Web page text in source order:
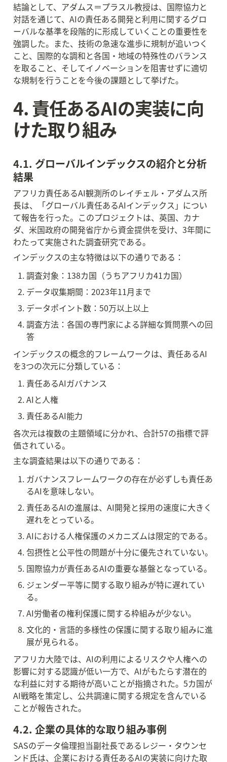
結論として、アダムス＝プラスル教授は、国際協力と
対話を通じて、AIの責任ある開発と利用に関するグロ
ーバルな基準を段階的に形成していくことの重要性を
強調した。また、技術の急速な進歩に規制が追いつく
こと、国際的な調和と各国・地域の特殊性のバランス
を取ること、そしてイノベーションを阻害せずに適切
な規制を行うことを今後の課題として挙げた。
4. 責任あるAIの実装に向
けた取り組み
4.1. グローバルインデックスの紹介と分析
結果
アフリカ責任あるAI観測所のレイチェル・アダムス所
長は、「グローバル責任あるAIインデックス」につい
て報告を行った。このプロジェクトは、英国、カナ
ダ、米国政府の開発省庁から資金提供を受け、3年間に
わたって実施された調査研究である。
インデックスの主な特徴は以下の通りである：
調査対象：138カ国（うちアフリカ41カ国）
データ収集期間：2023年11月まで
データポイント数：50万以上以上
調査方法：各国の専門家による詳細な質問票への回
答
インデックスの概念的フレームワークは、責任あるAI
を3つの次元に分類している：
責任あるAIガバナンス
AIと人権
責任あるAI能力
各次元は複数の主題領域に分かれ、合計57の指標で評
価されている。
主な調査結果は以下の通りである：
ガバナンスフレームワークの存在が必ずしも責任あ
るAIを意味しない。
責任あるAIの進展は、AI開発と採用の速度に大きく
遅れをとっている。
AIにおける人権保護のメカニズムは限定的である。
包摂性と公平性の問題が十分に優先されていない。
国際協力が責任あるAIの重要な基盤となっている。
ジェンダー平等に関する取り組みが特に遅れてい
る。
AI労働者の権利保護に関する枠組みが少ない。
文化的・言語的多様性の保護に関する取り組みに進
展が見られる。
アフリカ大陸では、AIの利用によるリスクや人権への
影響に対する認識が低い一方で、AIがもたらす潜在的
な利益に対する期待が高いことが指摘された。5カ国が
AI戦略を策定し、公共調達に関する規定を含んでいる
ことが報告された。
4.2. 企業の具体的な取り組み事例
SASのデータ倫理担当副社長であるレジー・タウンセ
ンド氏は、企業における責任あるAIの実装に向けた取